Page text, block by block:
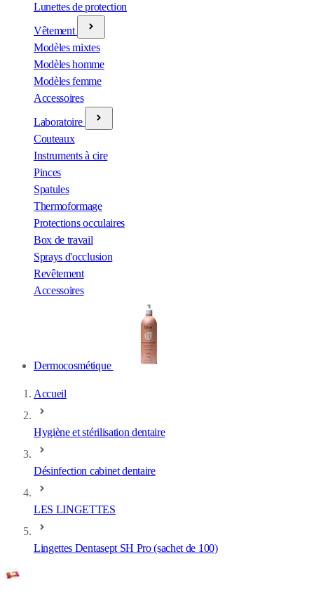
Lunettes de protection
Vêtement
Modèles mixtes
Modèles homme
Modèles femme
Accessoires
Laboratoire
Couteaux
Instruments à cire
Pinces
Spatules
Thermoformage
Protections occulaires
Box de travail
Sprays d'occlusion
Revêtement
Accessoires
Dermocosmétique
Accueil
Hygiène et stérilisation dentaire
Désinfection cabinet dentaire
LES LINGETTES
Lingettes Dentasept SH Pro (sachet de 100)